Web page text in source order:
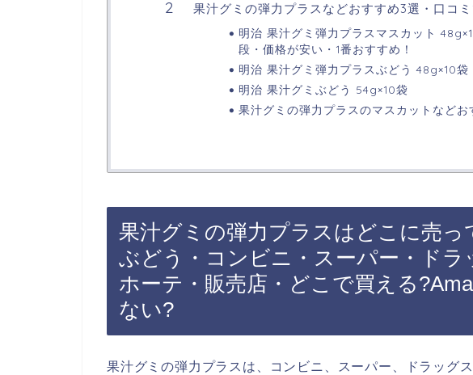
果汁グミの弾力プラスなどおすすめ3選・口コミ
明治 果汁グミ弾力プラスマスカット
段・価格が安い・1番おすすめ！
明治 果汁グミ弾力プラスぶどう 48g×10袋
明治 果汁グミぶどう 54g×10袋
果汁グミの弾力プラスのマスカットなどお
果汁グミの弾力プラスはどこに売っ
ぶどう・コンビニ・スーパー・ドラ
ホーテ・販売店・どこで買える
ない?
果汁グミの弾力プラスは、コンビニ、スーパー、ドラッグ